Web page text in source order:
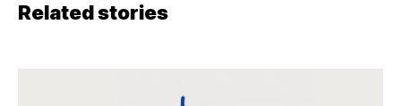
Related stories